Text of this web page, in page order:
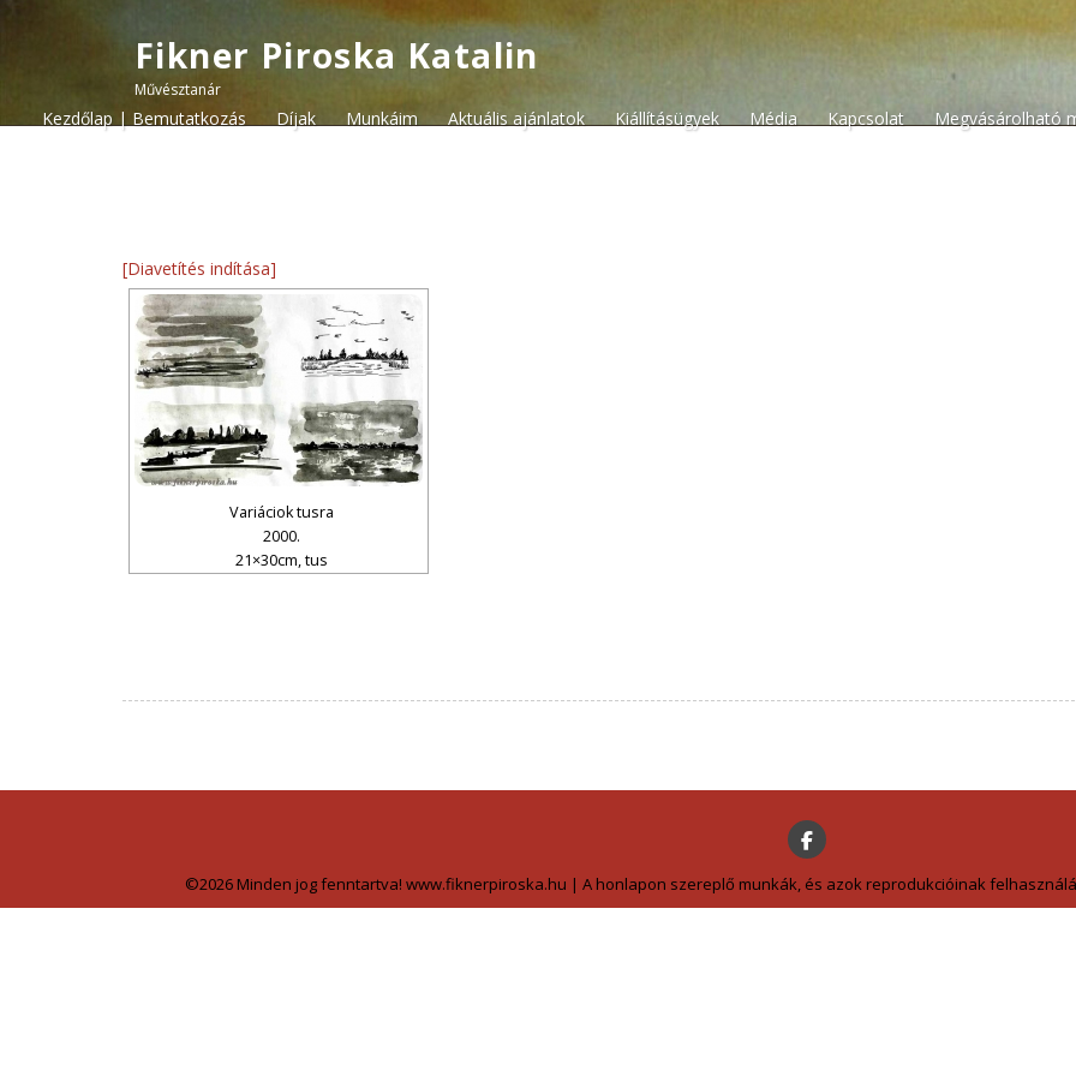
Fikner Piroska Katalin
Művésztanár
Kezdőlap | Bemutatkozás Díjak Munkáim Aktuális ajánlatok Kiállításügyek Média Kapcsolat Megvásárolható
[Diavetítés indítása]
Variáciok tusra
2000.
21×30cm, tus
©2026 Minden jog fenntartva! www.fiknerpiroska.hu | A honlapon szereplő munkák, és azok reprodukcióinak